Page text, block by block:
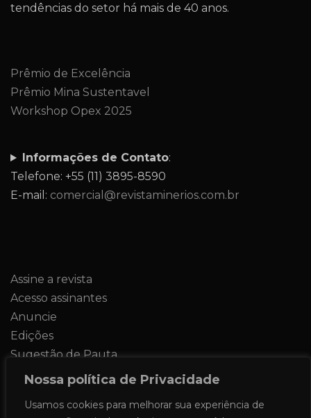
Nossa política de Privacidade
Usamos cookies para melhorar sua experiência de
tendências do setor há mais de 40 anos.
Prêmio de Excelência
Prêmio Mina Sustentavel
Workshop Opex 2025
Informações de Contato:
Telefone: +55 (11) 3895-8590
E-mail: comercial@revistaminerios.com.br
Assine a revista
Acesso assinantes
Anuncie
Edições
Sugestão de Pauta
Contato